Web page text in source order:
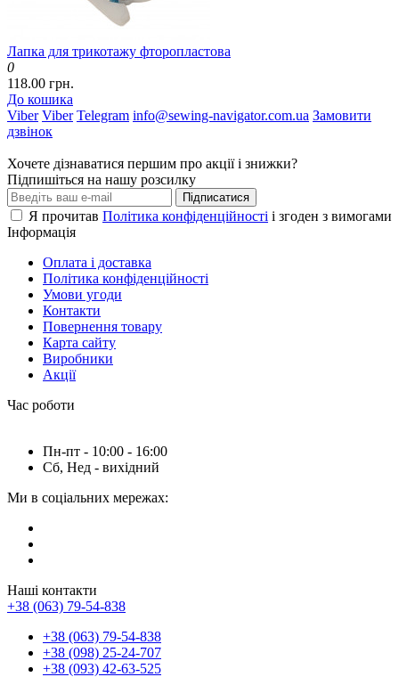
Лапка для трикотажу фторопластова
0
118.00 грн.
До кошика
Viber Viber Telegram info@sewing-navigator.com.ua Замовити
дзвінок
Хочете дізнаватися першим про акції і знижки?
Підпишіться на нашу розсилку
Підписатися
Я прочитав Політика конфіденційності і згоден з вимогами
Інформація
Оплата і доставка
Політика конфіденційності
Умови угоди
Контакти
Повернення товару
Карта сайту
Виробники
Акції
Час роботи
Пн-пт - 10:00 - 16:00
Сб, Нед - вихідний
Ми в соціальних мережах:
Наші контакти
+38 (063) 79-54-838
+38 (063) 79-54-838
+38 (098) 25-24-707
+38 (093) 42-63-525